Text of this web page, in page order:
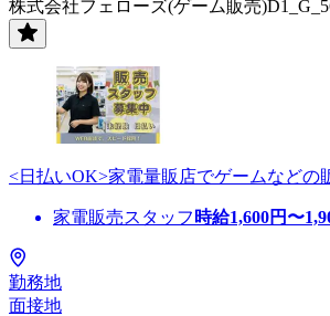
株式会社フェローズ(ゲーム販売
<日払いOK>家電量販店でゲームなど
家電販売スタッフ 時給1,600円〜
勤務地
面接地